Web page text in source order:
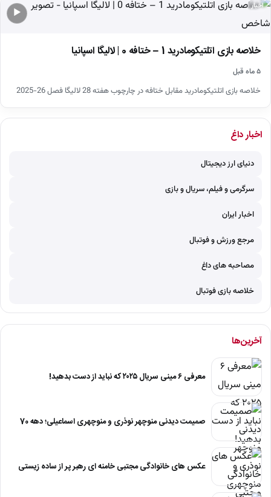
▶
اخبار
خلاصه بازی اتلتیکومادرید 1 – ختافه 0 | لالیگا اسپانیا
۵ ماه قبل
خلاصه بازی اتلتیکومادرید مقابل ختافه در چارچوب هفته 28 لالیگا فصل 26-2025
اخبار داغ
دنیای ارز دیجیتال
سرگرمی و فیلم، سریال و بازی
اخبار ایران
مرجع ورزش و فوتبال
مصاحبه های داغ
خلاصه بازی فوتبال
آخرین‌ها
معرفی ۶ مینی سریال ۲۰۲۵ که نباید از دست بدهید!
صمیمت دیدنی منوچهر نوذری و منوچهری اسماعیلی؛ دهه 70
عکس های خانوادگی مجتبی خامنه ای رهبر پر از ساده زیستی